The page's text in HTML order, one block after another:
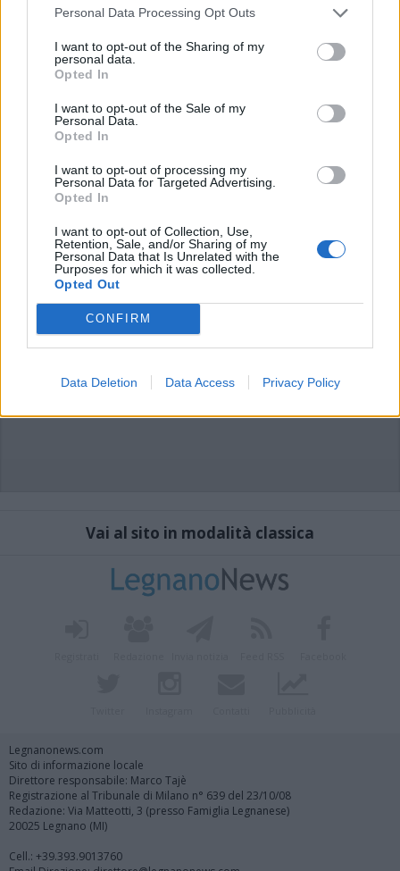
Personal Data Processing Opt Outs
I want to opt-out of the Sharing of my
personal data.
Opted In
I want to opt-out of the Sale of my
Personal Data.
Opted In
I want to opt-out of processing my
Personal Data for Targeted Advertising.
Opted In
I want to opt-out of Collection, Use,
Retention, Sale, and/or Sharing of my
Personal Data that Is Unrelated with the
Purposes for which it was collected.
Opted Out
CONFIRM
Data Deletion Data Access Privacy Policy
Commenti
Accedi
articolo.
L'email è richiesta ma non verrà mostrata ai visitatori. Il contenuto di questo
commento esprime il pensiero dell'autore e non rappresenta la linea editoriale
possono essere automaticamente pubblicati senza filtro preventivo. I commenti
che includano uno o più link a siti esterni verranno rimossi in automatico dal
Vai al sito in modalità classica
Legnanonews.com
Sito di informazione locale
Direttore responsabile: Marco Tajè
Registrazione al Tribunale di Milano n° 639 del 23/10/08
Redazione: Via Matteotti, 3 (presso Famiglia Legnanese)
20025 Legnano (MI)
Cell.: +39.393.9013760